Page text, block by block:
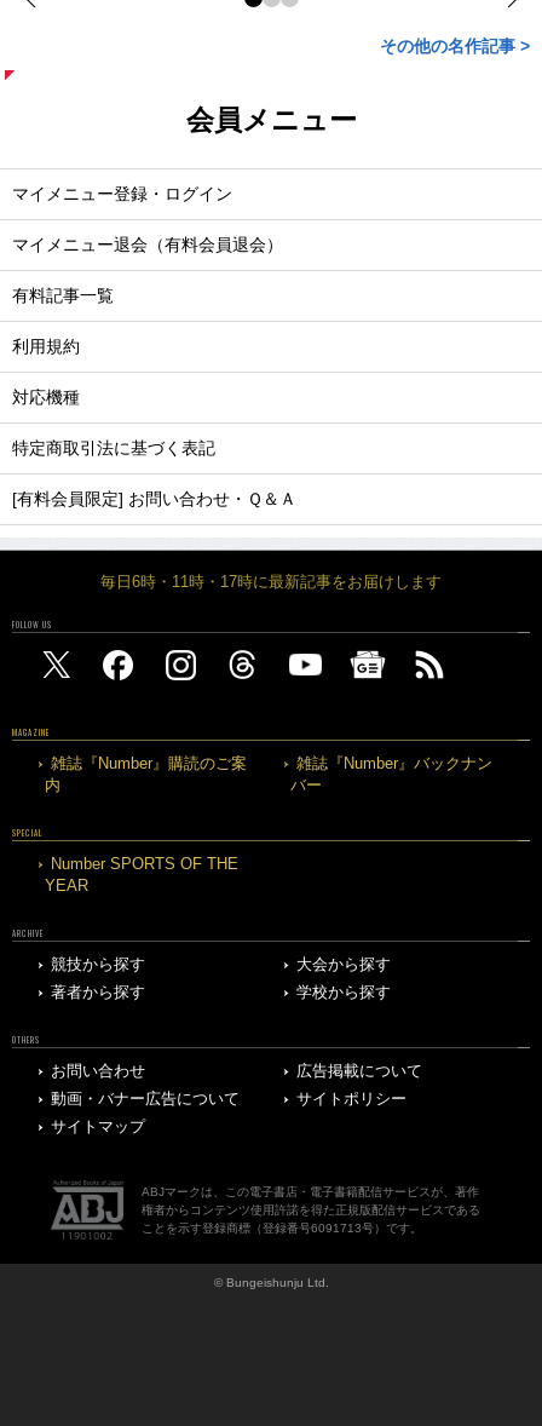
その他の名作記事 >
会員メニュー
マイメニュー登録・ログイン
マイメニュー退会（有料会員退会）
有料記事一覧
利用規約
対応機種
特定商取引法に基づく表記
[有料会員限定] お問い合わせ・Ｑ＆Ａ
毎日6時・11時・17時に最新記事をお届けします
FOLLOW US
MAGAZINE
雑誌『Number』購読のご案
内
雑誌『Number』バックナン
バー
SPECIAL
Number SPORTS OF THE
YEAR
ARCHIVE
競技から探す
大会から探す
著者から探す
学校から探す
OTHERS
お問い合わせ
広告掲載について
動画・バナー広告について
サイトポリシー
サイトマップ
ABJマークは、この電子書店・電子書籍配信サービスが、著作
権者からコンテンツ使用許諾を得た正規版配信サービスである
ことを示す登録商標（登録番号6091713号）です。
© Bungeishunju Ltd.